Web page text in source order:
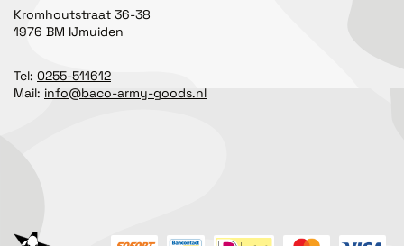
Kromhoutstraat 36-38
1976 BM IJmuiden
Tel: 0255-511612
Mail: info@baco-army-goods.nl